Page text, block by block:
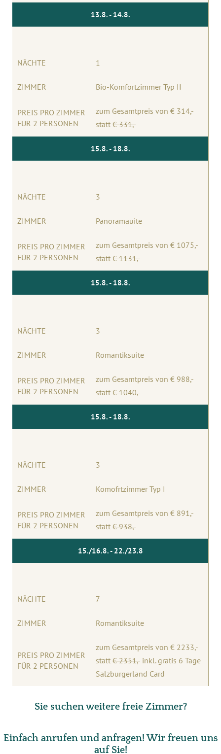
13.8. - 14.8.
NÄCHTE 1
ZIMMER Bio-Komfortzimmer Typ II
PREIS PRO ZIMMER
FÜR 2 PERSONEN
zum Gesamtpreis von € 314,-
statt € 331,-
15.8. - 18.8.
NÄCHTE 3
ZIMMER Panoramauite
PREIS PRO ZIMMER
FÜR 2 PERSONEN
zum Gesamtpreis von € 1075,-
statt € 1131,-
15.8. - 18.8.
NÄCHTE 3
ZIMMER Romantiksuite
PREIS PRO ZIMMER
FÜR 2 PERSONEN
zum Gesamtpreis von € 988,-
statt € 1040,-
15.8. - 18.8.
NÄCHTE 3
ZIMMER Komofrtzimmer Typ I
PREIS PRO ZIMMER
FÜR 2 PERSONEN
zum Gesamtpreis von € 891,-
statt € 938,-
15./16.8. - 22./23.8
NÄCHTE 7
ZIMMER Romantiksuite
PREIS PRO ZIMMER
FÜR 2 PERSONEN
zum Gesamtpreis von € 2233,-
statt € 2351,- inkl. gratis 6 Tage
Salzburgerland Card
Sie suchen weitere freie Zimmer?
Einfach anrufen und anfragen! Wir freuen uns
auf Sie!